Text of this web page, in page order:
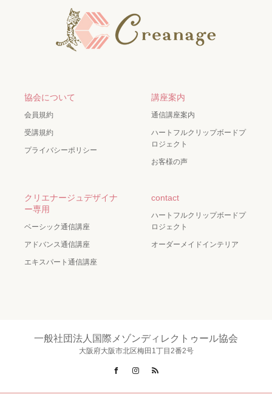
協会について
会員規約
受講規約
プライバシーポリシー
講座案内
通信講座案内
ハートフルクリップボードプ
ロジェクト
お客様の声
クリエナージュデザイナ
ー専用
ベーシック通信講座
アドバンス通信講座
エキスパート通信講座
contact
ハートフルクリップボードプ
ロジェクト
オーダーメイドインテリア
一般社団法人国際メゾンディレクトゥール協会
大阪府大阪市北区梅田1丁目2番2号
FacebookInstagram